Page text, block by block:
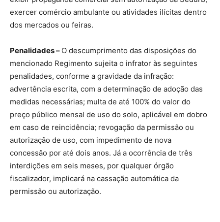
exercer comércio ambulante ou atividades ilícitas dentro
dos mercados ou feiras.
Penalidades – O descumprimento das disposições do
mencionado Regimento sujeita o infrator às seguintes
penalidades, conforme a gravidade da infração:
advertência escrita, com a determinação de adoção das
medidas necessárias; multa de até 100% do valor do
preço público mensal de uso do solo, aplicável em dobro
em caso de reincidência; revogação da permissão ou
autorização de uso, com impedimento de nova
concessão por até dois anos. Já a ocorrência de três
interdições em seis meses, por qualquer órgão
fiscalizador, implicará na cassação automática da
permissão ou autorização.